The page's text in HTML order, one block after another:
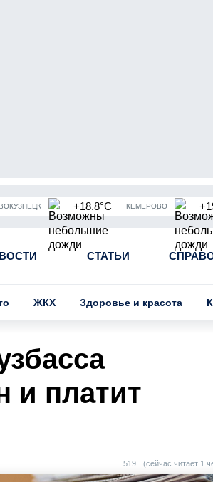
+18.8°C КЕМЕРОВО
СТАТЬИ
Частичная мобилизация в России
ЖКХ Здоровье и красота
и платит
519 (сейчас читает 1